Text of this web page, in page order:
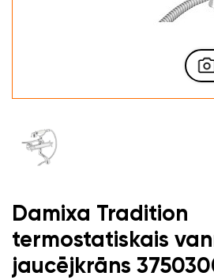
Damixa Tradition
termostatiskais
jaucējkrāns